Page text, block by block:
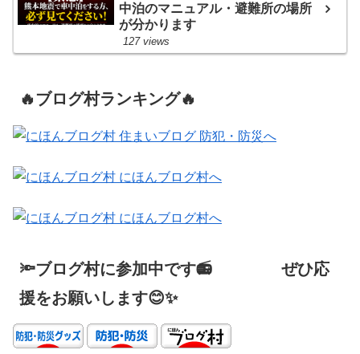
中泊のマニュアル・避難所の場所
が分かります
127 views
🔥ブログ村ランキング🔥
🔦ブログ村に参加中です📻 ぜひ応
援をお願いします😊✨